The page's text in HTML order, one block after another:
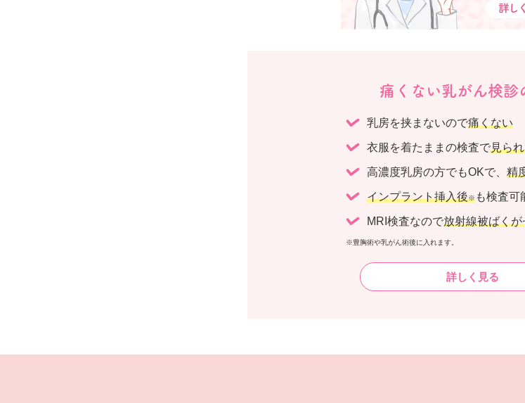
痛くない乳がん検診
乳房を挟まないので痛くない
衣服を着たままの検査で見ら
高濃度乳房の方でもOKで、 精
インプラント挿入後※ も検査可
MRI検査なので放射線被ばくが
※豊胸術や乳がん術後に入れます。
詳しく見る